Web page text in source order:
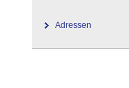
Adressen